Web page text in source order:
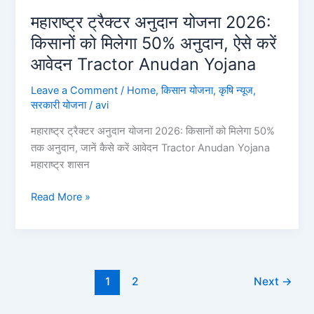
महाराष्ट्र ट्रैक्टर अनुदान योजना 2026:
किसानों को मिलेगा 50% अनुदान, ऐसे करें
आवेदन Tractor Anudan Yojana
Leave a Comment / Home,किसान योजना,कृषि न्यूज,
सरकारी योजना/avi
महाराष्ट्र ट्रैक्टर अनुदान योजना 2026: किसानों को मिलेगा 50%
तक अनुदान, जानें कैसे करें आवेदन Tractor Anudan Yojana
महाराष्ट्र शासन
महाराष्ट्र
Read More »
1 2 Next →